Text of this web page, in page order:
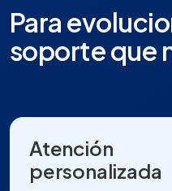
Para
soporte que
Atención
personalizada